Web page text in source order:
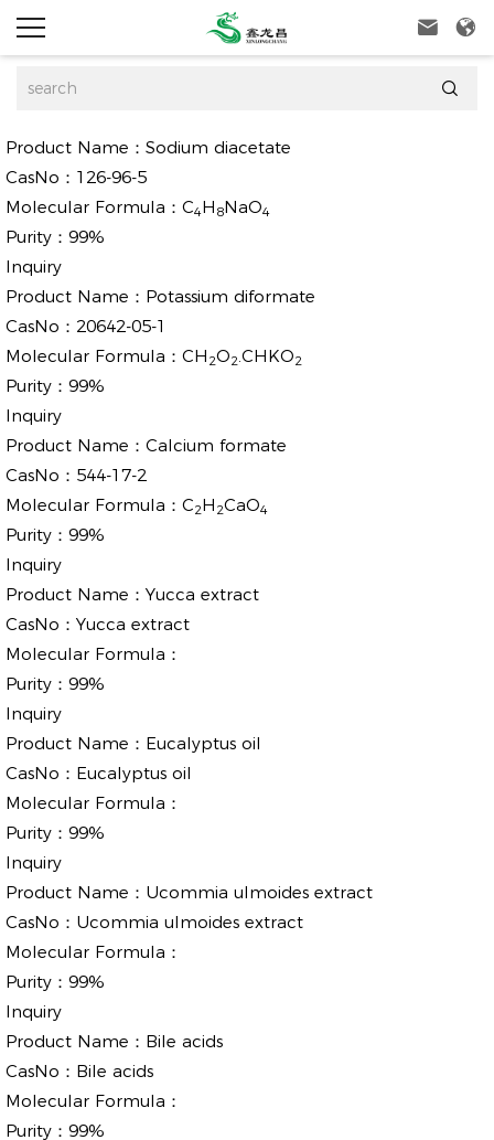
 

Product Name： Sodium diacetate
CasNo： 126-96-5
Molecular Formula： C4H 8NaO4
Purity： 99%
Inquiry
Product Name： Potassium diformate
CasNo： 20642-05-1
Molecular Formula： CH 2O2.CHKO2
Purity： 99%
Inquiry
Product Name： Calcium formate
CasNo： 544-17-2
Molecular Formula： C2H 2CaO4
Purity： 99%
Inquiry
Product Name： Yucca extract
CasNo： Yucca extract
Molecular Formula：
Purity： 99%
Inquiry
Product Name： Eucalyptus oil
CasNo： Eucalyptus oil
Molecular Formula：
Purity： 99%
Inquiry
Product Name： Ucommia ulmoides extract
CasNo： Ucommia ulmoides extract
Molecular Formula：
Purity： 99%
Inquiry
Product Name： Bile acids
CasNo： Bile acids
Molecular Formula：
Purity： 99%